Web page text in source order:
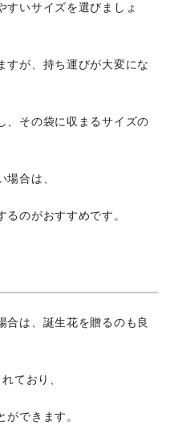
すいサイズを選びましょ
すが、持ち運びが大変にな
、その袋に収まるサイズの
場合は、
のがおすすめです。
合は、誕生花を贈るのも良
ており、
できます。